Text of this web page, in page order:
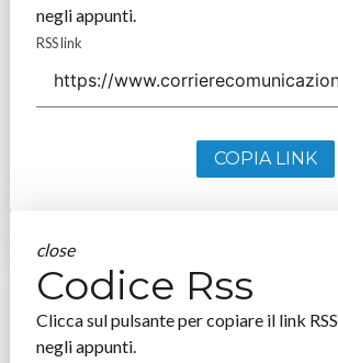
negli appunti.
RSS link
COPIA LINK
close
Codice Rss
Clicca sul pulsante per copiare il link RSS
negli appunti.